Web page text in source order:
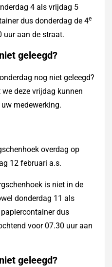
4 als vrijdag 5
dus donderdag de 4e
uur aan de straat.
geleegd?
nog niet geleegd?
deze vrijdag kunnen
medewerking.
overdag op
12 februari a.s.
is niet in de
donderdag 11 als
dus
voor 07.30 uur aan
geleegd?